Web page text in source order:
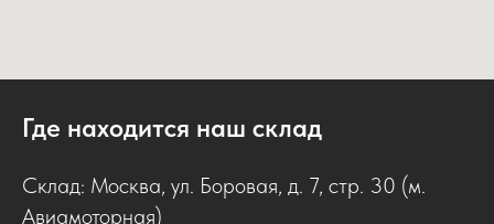
Где находится наш склад
Склад: Москва, ул. Боровая, д. 7, стр. 30 (м.
Авиамоторная)